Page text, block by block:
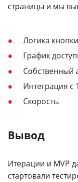
страницы и мы
Логика
График
Собственный
Интеграция с
Скорость.
Вывод
Итерации и MVP
стартовали